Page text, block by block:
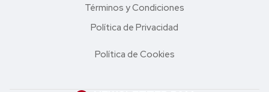
Términos y Condiciones
Política de Privacidad
Política de Cookies